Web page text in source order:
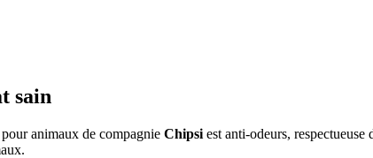
sain
animaux de compagnie Chipsi est anti-odeurs,